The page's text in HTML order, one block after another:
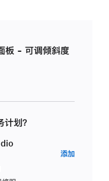
- 可调倾斜度
划？
添加